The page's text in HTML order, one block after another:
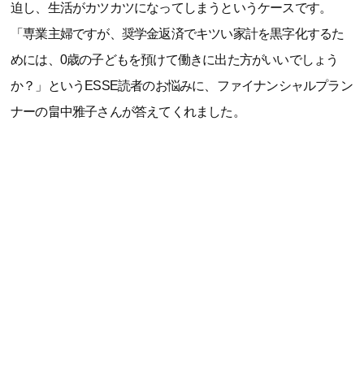
迫し、生活がカツカツになってしまうというケースです。
「専業主婦ですが、奨学金返済でキツい家計を黒字化するた
めには、0歳の子どもを預けて働きに出た方がいいでしょう
か？」というESSE読者のお悩みに、ファイナンシャルプラン
ナーの畠中雅子さんが答えてくれました。